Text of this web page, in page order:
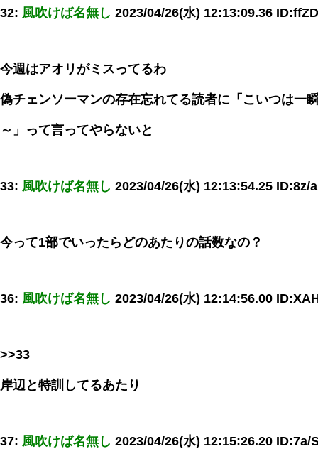
32: 風吹けば名無し 2023/04/26(水) 12:13:09.36
今週はアオリがミスってるわ
偽チェンソーマンの存在忘れてる読者に「こいつは一
～」って言ってやらないと
33: 風吹けば名無し 2023/04/26(水) 12:13:54.25 ID:8z/
今って1部でいったらどのあたりの話数なの？
36: 風吹けば名無し 2023/04/26(水) 12:14:56.00
>>33
岸辺と特訓してるあたり
37: 風吹けば名無し 2023/04/26(水) 12:15:26.20 ID:7a/